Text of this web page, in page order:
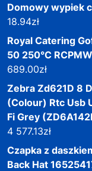
Domowy wypiek
18.94zł
Royal Catering
50 250°C
689.00zł
Zebra Zd621D 8
(Colour) Rtc Usb
Fi Grey
4 577.13zł
Czapka z
Back Hat